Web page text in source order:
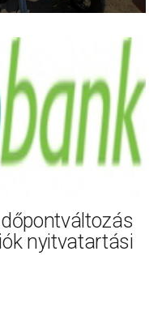
nyitvatartási